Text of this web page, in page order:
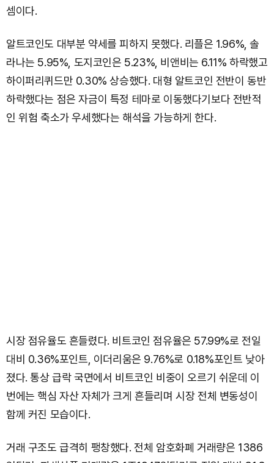
셈이다.
알트코인도 대부분 약세를 피하지 못했다. 리플은 1.96%, 솔
라나는 5.95%, 도지코인은 5.23%, 비앤비는 6.11% 하락했고
하이퍼리퀴드만 0.30% 상승했다. 대형 알트코인 전반이 동반
하락했다는 점은 자금이 특정 테마로 이동했다기보다 전반적
인 위험 축소가 우세했다는 해석을 가능하게 한다.
시장 점유율도 흔들렸다. 비트코인 점유율은 57.99%로 전일
대비 0.36%포인트, 이더리움은 9.76%로 0.18%포인트 낮아
졌다. 통상 급락 국면에서 비트코인 비중이 오르기 쉬운데 이
번에는 핵심 자산 자체가 크게 흔들리며 시장 전체 변동성이
함께 커진 모습이다.
거래 구조도 급격히 팽창했다. 전체 암호화폐 거래량은 1386